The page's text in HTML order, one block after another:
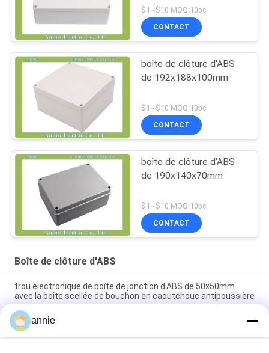
$1~$10 MOQ:10pc
CONTACT
boîte de clôture d'ABS
de 192x188x100mm
$1~$10 MOQ:10pc
CONTACT
boîte de clôture d'ABS
de 190x140x70mm
$1~$10 MOQ:10pc
CONTACT
Boîte de clôture d'ABS
trou électronique de boîte de jonction d'ABS de 50x50mm
avec la boîte scellée de bouchon en caoutchouc antipoussière
les ABS de 80x50mm imperméabilisent l'entrée antipoussière
de coup de grâce de boîte de jonction avec le bouchon en
caoutchouc
annie